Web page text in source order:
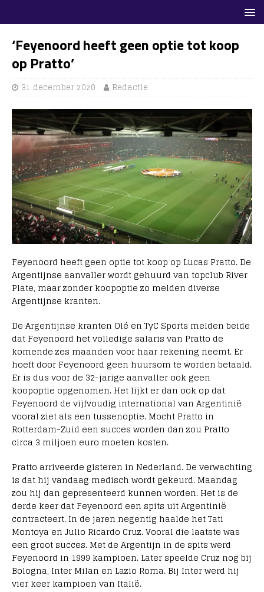
‘Feyenoord heeft geen optie tot koop
op Pratto’
31 december 2020 Redactie
Feyenoord heeft geen optie tot koop op Lucas Pratto. De
Argentijnse aanvaller wordt gehuurd van topclub River
Plate, maar zonder koopoptie zo melden diverse
Argentijnse kranten.
De Argentijnse kranten Olé en TyC Sports melden beide
dat Feyenoord het volledige salaris van Pratto de
komende zes maanden voor haar rekening neemt. Er
hoeft door Feyenoord geen huursom te worden betaald.
Er is dus voor de 32-jarige aanvaller ook geen
koopoptie opgenomen. Het lijkt er dan ook op dat
Feyenoord de vijfvoudig international van Argentinië
vooral ziet als een tussenoptie. Mocht Pratto in
Rotterdam-Zuid een succes worden dan zou Pratto
circa 3 miljoen euro moeten kosten.
Pratto arriveerde gisteren in Nederland. De verwachting
is dat hij vandaag medisch wordt gekeurd. Maandag
zou hij dan gepresenteerd kunnen worden. Het is de
derde keer dat Feyenoord een spits uit Argentinië
contracteert. In de jaren negentig haalde het Tati
Montoya en Julio Ricardo Cruz. Vooral die laatste was
een groot succes. Met de Argentijn in de spits werd
Feyenoord in 1999 kampioen. Later speelde Cruz nog bij
Bologna, Inter Milan en Lazio Roma. Bij Inter werd hij
vier keer kampioen van Italië.